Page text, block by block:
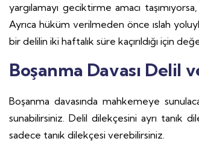
yargılamayı geciktirme amacı
Ayrıca hüküm verilmeden önce ıslah
bir delilin iki haftalık süre kaçırıldığı için
Boşanma Davası Delil
Boşanma davasında mahkemeye
sunabilirsiniz. Delil dilekçesini ayrı tanık
sadece tanık dilekçesi verebilirsiniz.